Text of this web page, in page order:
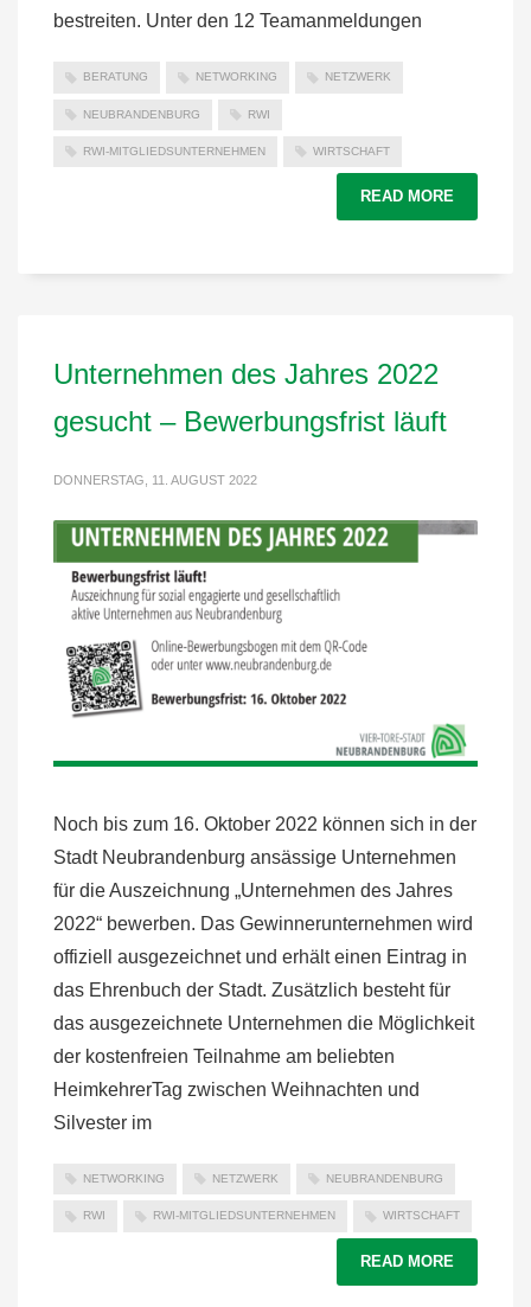
bestreiten. Unter den 12 Teamanmeldungen
BERATUNG NETWORKING NETZWERK
NEUBRANDENBURG RWI
RWI-MITGLIEDSUNTERNEHMEN WIRTSCHAFT
READ MORE
Unternehmen des Jahres 2022
gesucht – Bewerbungsfrist läuft
DONNERSTAG, 11. AUGUST 2022
Noch bis zum 16. Oktober 2022 können sich in der
Stadt Neubrandenburg ansässige Unternehmen
für die Auszeichnung „Unternehmen des Jahres
2022“ bewerben. Das Gewinnerunternehmen wird
offiziell ausgezeichnet und erhält einen Eintrag in
das Ehrenbuch der Stadt. Zusätzlich besteht für
das ausgezeichnete Unternehmen die Möglichkeit
der kostenfreien Teilnahme am beliebten
HeimkehrerTag zwischen Weihnachten und
Silvester im
NETWORKING NETZWERK NEUBRANDENBURG
RWI RWI-MITGLIEDSUNTERNEHMEN WIRTSCHAFT
READ MORE